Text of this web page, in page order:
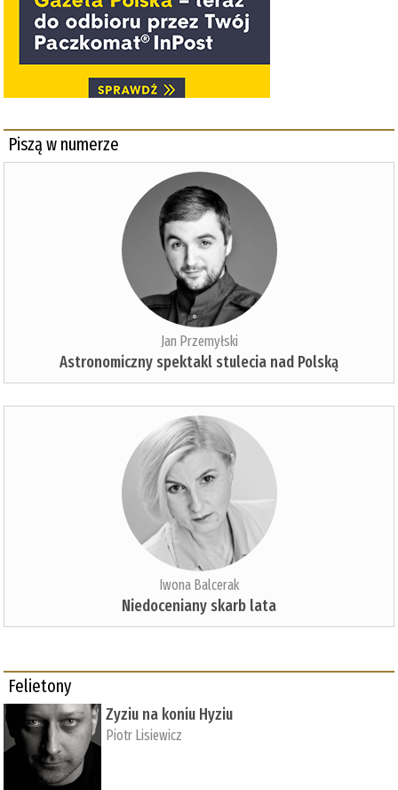
Piszą w numerze
Jan Przemyłski
Astronomiczny spektakl stulecia nad Polską
Iwona Balcerak
Niedoceniany skarb lata
Felietony
Zyziu na koniu Hyziu
Piotr Lisiewicz